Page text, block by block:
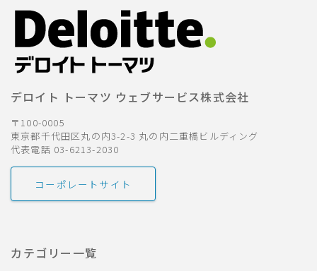
デロイト トーマツ ウェブサービス株式会社
〒100-0005
東京都千代田区丸の内3-2-3 丸の内二重橋ビルディング
代表電話 03-6213-2030
コーポレートサイト
カテゴリー一覧